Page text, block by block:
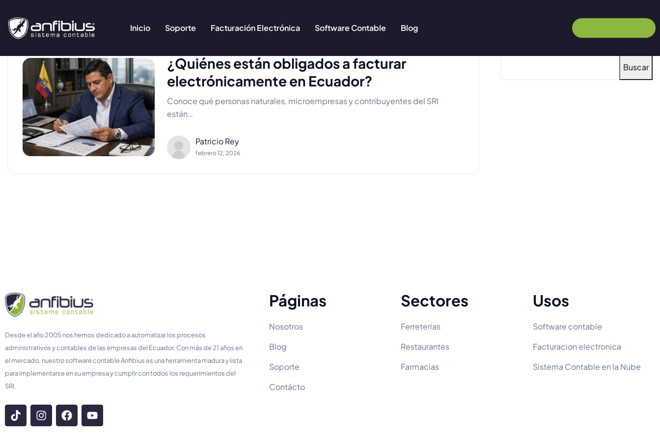
Inicio Soporte Facturación Electrónica Software Contable Blog
¿Quiénes están obligados a facturar
electrónicamente en Ecuador?
Conoce qué personas naturales, microempresas y contribuyentes del SRI
están…
Patricio Rey
febrero 12, 2026
Buscar
Desde el año 2005 nos hemos dedicado a automatizar los procesos
administrativos y contables de las empresas del Ecuador. Con más de 21 años en
el mercado, nuestro software contable Anfibius es una herramienta madura y lista
para implementarse en su empresa y cumplir con todos los requerimientos del
SRI.
Páginas
Nosotros
Blog
Soporte
Contácto
Sectores
Ferreterias
Restaurantes
Farmacias
Usos
Software contable
Facturacion electronica
Sistema Contable en la Nube